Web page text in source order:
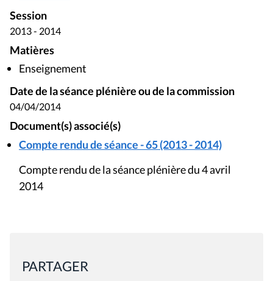
Session
2013 - 2014
Matières
Enseignement
Date de la séance plénière ou de la commission
04/04/2014
Document(s) associé(s)
Compte rendu de séance - 65 (2013 - 2014)
Compte rendu de la séance plénière du 4 avril
2014
PARTAGER